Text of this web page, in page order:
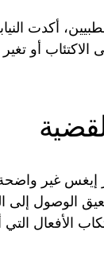
أكدت
أو
إيغس غير
الوصول إلى
الأفعال التي